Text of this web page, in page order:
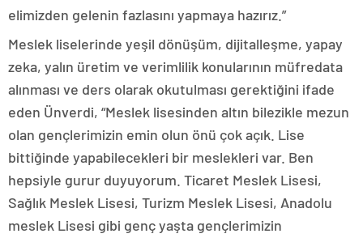
elimizden gelenin fazlasını yapmaya hazırız.”
Meslek liselerinde yeşil dönüşüm, dijitalleşme, yapay
zeka, yalın üretim ve verimlilik konularının müfredata
alınması ve ders olarak okutulması gerektiğini ifade
eden Ünverdi, “Meslek lisesinden altın bilezikle mezun
olan gençlerimizin emin olun önü çok açık. Lise
bittiğinde yapabilecekleri bir meslekleri var. Ben
hepsiyle gurur duyuyorum. Ticaret Meslek Lisesi,
Sağlık Meslek Lisesi, Turizm Meslek Lisesi, Anadolu
meslek Lisesi gibi genç yaşta gençlerimizin